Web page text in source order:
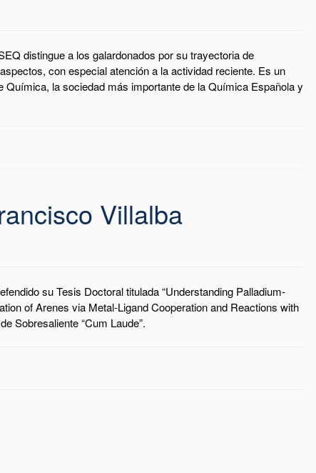
distingue a los galardonados por su trayectoria de
con especial atención a la actividad reciente. Es un
Química, la sociedad más importante de la Química Española y
Villalba
su Tesis Doctoral titulada “Understanding Palladium-
of Arenes via Metal-Ligand Cooperation and Reactions with
Sobresaliente “Cum Laude”.